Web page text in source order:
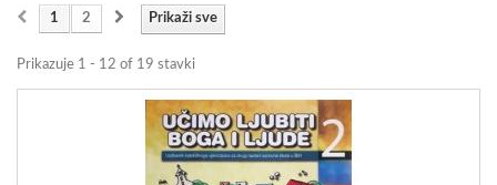
Prikaži sve
1 2
Prikazuje 1 - 12 of 19 stavki